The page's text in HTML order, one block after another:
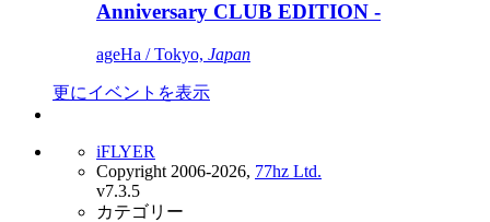
Anniversary CLUB EDITION -
ageHa / Tokyo, Japan
更にイベントを表示
iFLYER
Copyright 2006-2026, 77hz Ltd.
v7.3.5
カテゴリー